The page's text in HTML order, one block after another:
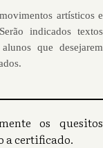
artísticos e
indicados textos
que desejarem
os quesitos
a certificado.